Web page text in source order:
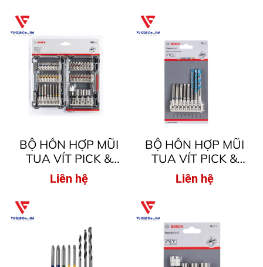
CHIẾC ( DÀNH CHO
MÁY BẮT VÍT )
BỘ HỖN HỢP MŨI
TUA VÍT PICK &
CLICK EXTRA HARD,
44 CHIẾC ( DÀNH
CHO MÁY BẮT VÍT )
Liên hệ
BỘ HỖN HỢP MŨI
TUA VÍT PICK &
CLICK EXTRA HARD
VÀ MŨI KHOAN
MULTICONSTRUCTION,
8 CHIẾC ( DÀNH CHO
MÁY BẮT VÍT )
Liên hệ